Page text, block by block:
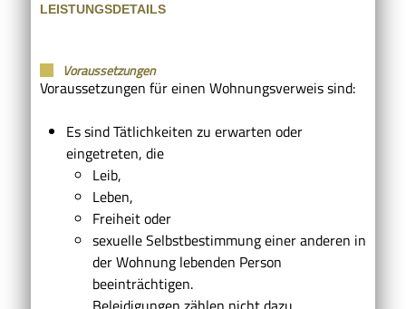
LEISTUNGSDETAILS
Voraussetzungen
Voraussetzungen für einen Wohnungsverweis sind:
Es sind Tätlichkeiten zu erwarten oder
eingetreten, die
Leib,
Leben,
Freiheit oder
sexuelle Selbstbestimmung einer anderen in
der Wohnung lebenden Person
beeinträchtigen.